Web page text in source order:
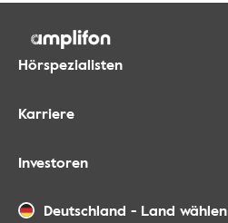
Hörspezialisten
Karriere
Investoren
Deutschland - Land wählen